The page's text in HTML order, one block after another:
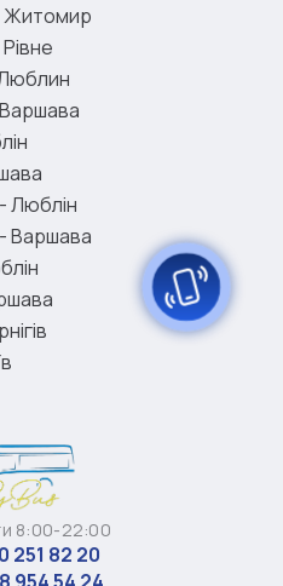
Житомир
Люблін
Варшава
8:00-22:00
251 82 20